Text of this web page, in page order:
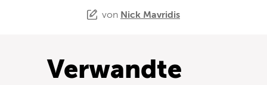
von Nick Mavridis
Verwandte